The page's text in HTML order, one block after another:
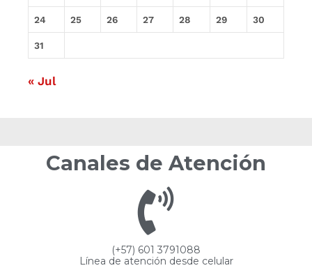
24 25 26 27 28 29 30
31
« Jul
Canales de Atención
(+57) 601 3791088
Línea de atención desde celular